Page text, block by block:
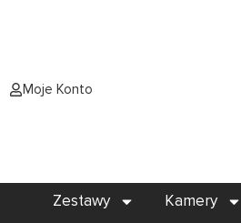
Moje Konto
Zestawy Kamery